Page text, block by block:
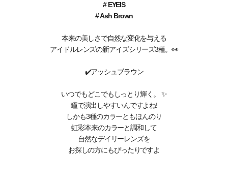
# EYEIS
#Ash Brown
本来の美しさで自然な変化を与える
アイドルレンズの新アイズシリーズ3種。👀
✔️アッシュブラウン
いつでもどこでもしっとり輝く。 ✨
瞳で演出しやすいんですよね!
しかも3種のカラーともほんのり
虹彩本来のカラーと調和して
自然なデイリーレンズを
お探しの方にもぴったりですよ